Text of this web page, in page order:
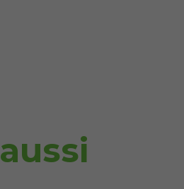
aussi